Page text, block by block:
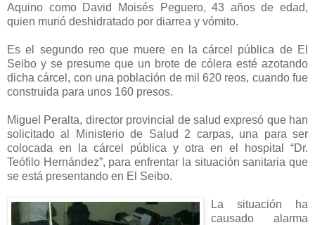
Aquino como David Moisés Peguero, 43 años de edad,
quien murió deshidratado por diarrea y vómito.
Es el segundo reo que muere en la cárcel pública de El
Seibo y se presume que un brote de cólera esté azotando
dicha cárcel, con una población de mil 620 reos, cuando fue
construida para unos 160 presos.
Miguel Peralta, director provincial de salud expresó que han
solicitado al Ministerio de Salud 2 carpas, una para ser
colocada en la cárcel pública y otra en el hospital “Dr.
Teófilo Hernández”, para enfrentar la situación sanitaria que
se está presentando en El Seibo.
La situación ha
causado alarma